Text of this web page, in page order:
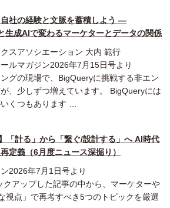
自社の経験と文脈を蓄積しよう ―
生成AIで変わるマーケターとデータの関係
スアソシエーション 大内 範行
ルマガジン2026年7月15日号より
グの現場で、BigQueryに挑戦する非エン
、少しずつ増えています。 BigQueryには
くつもあります …
「計る」から「繋ぐ/設計する」へ AI時代
定義（6月度ニュース深掘り）
2026年7月1日号より
アップした記事の中から、マーケターや
視点」で再考すべき5つのトピックを厳選